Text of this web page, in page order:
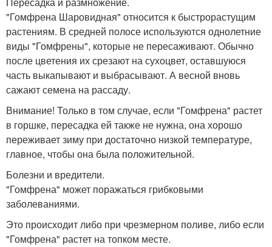
"Гомфрена Шаровидная" относится к быстрорастущим
растениям. В средней полосе используются однолетние
виды "Гомфрены", которые не пересаживают. Обычно
после цветения их срезают на сухоцвет, оставшуюся
часть выкапывают и выбрасывают. А весной вновь
сажают семена на рассаду.
Внимание! Только в том случае, если "Гомфрена" растет
в горшке, пересадка ей также не нужна, она хорошо
переживает зиму при достаточно низкой температуре,
главное, чтобы она была положительной.
Болезни и вредители.
"Гомфрена" может поражаться грибковыми
заболеваниями.
Это происходит либо при чрезмерном поливе, либо если
"Гомфрена" растет на топком месте.